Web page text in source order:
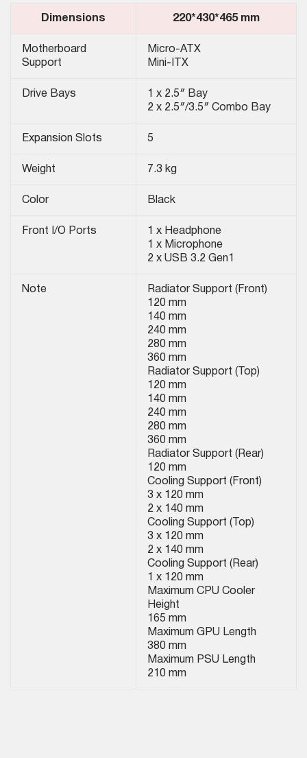
Dimensions 220*430*465 mm
Motherboard
Support
Micro-ATX
Mini-ITX
Drive Bays
1 x 2.5″ Bay
2 x 2.5″/3.5″ Combo Bay
Expansion Slots 5
Weight 7.3 kg
Color Black
Front I/O Ports
1 x Headphone
1 x Microphone
2 x USB 3.2 Gen1
Note
Radiator Support (Front)
120 mm
140 mm
240 mm
280 mm
360 mm
Radiator Support (Top)
120 mm
140 mm
240 mm
280 mm
360 mm
Radiator Support (Rear)
120 mm
Cooling Support (Front)
3 x 120 mm
2 x 140 mm
Cooling Support (Top)
3 x 120 mm
2 x 140 mm
Cooling Support (Rear)
1 x 120 mm
Maximum CPU Cooler
Height
165 mm
Maximum GPU Length
380 mm
Maximum PSU Length
210 mm